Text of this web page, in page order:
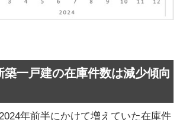
築一戸建の在庫件数は減少傾向
年前半にかけて増えていた在庫件